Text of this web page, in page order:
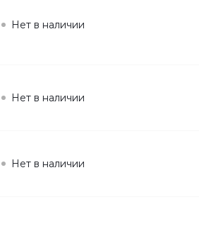
Нет в наличии
Нет в наличии
Нет в наличии